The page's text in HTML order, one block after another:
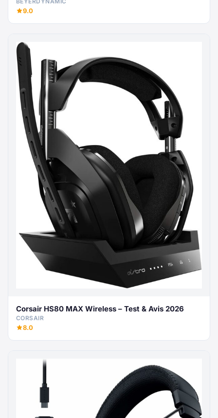
9.0
Corsair HS80 MAX Wireless – Test & Avis 2026
CORSAIR
8.0